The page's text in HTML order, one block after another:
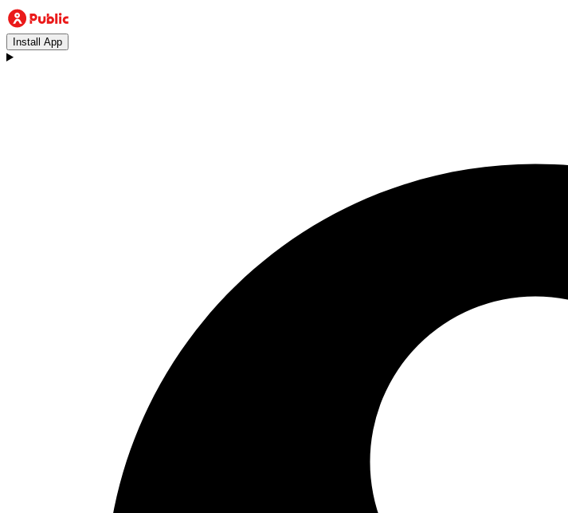
Install App